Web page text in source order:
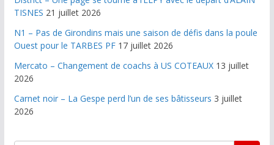
TISNES 21 juillet 2026
N1 – Pas de Girondins mais une saison de défis dans la poule
Ouest pour le TARBES PF 17 juillet 2026
Mercato – Changement de coachs à US COTEAUX 13 juillet
2026
Carnet noir – La Gespe perd l’un de ses bâtisseurs 3 juillet
2026